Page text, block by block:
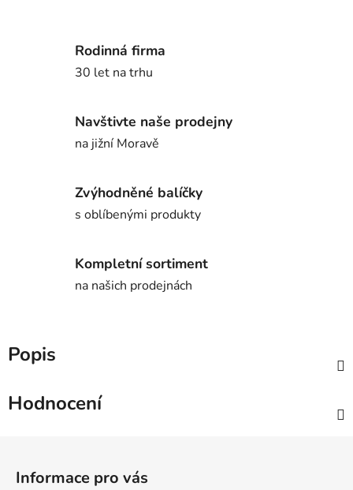
Rodinná firma
30 let na trhu
Navštivte naše prodejny
na jižní Moravě
Zvýhodněné balíčky
s oblíbenými produkty
Kompletní sortiment
na našich prodejnách
Popis
Hodnocení
Informace pro vás